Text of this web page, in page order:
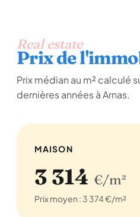
Real estate
Prix de
Prix médian au m² calculé
dernières années à Arnas.
MAISON
3 314 €/m²
Prix moyen : 3 374 €/m²